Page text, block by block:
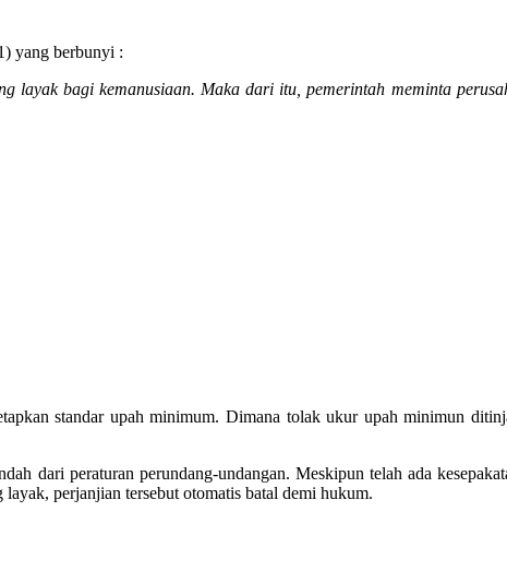
yang berbunyi :
layak bagi kemanusiaan. Maka dari itu, pemerintah meminta
standar upah minimum. Dimana tolak ukur upah minimun
dari peraturan perundang-undangan. Meskipun telah ada
perjanjian tersebut otomatis batal demi hukum.